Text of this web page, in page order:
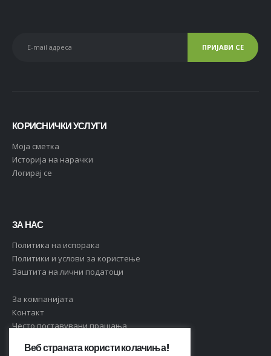
КОРИСНИЧКИ УСЛУГИ
Moja сметка
Историја на нарачки
Логирај се
ЗА НАС
Политика на испорака
Политики и услови за користење
Заштита на лични податоци
За компанијата
Контакт
Често поставувани прашања
Веб страната користи колачиња!